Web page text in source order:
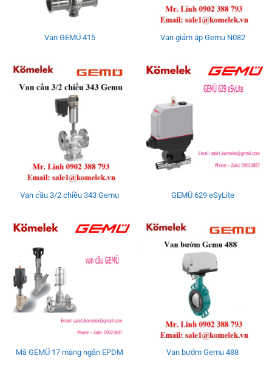
Van GEMÜ 415 Van giảm áp Gemu N082
Van cầu 3/2 chiều 343 Gemu GEMÜ 629 eSyLite
Mã GEMÜ 17 màng ngăn EPDM Van bướm Gemu 488